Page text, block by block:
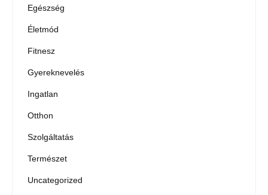
Egészség
Életmód
Fitnesz
Gyereknevelés
Ingatlan
Otthon
Szolgáltatás
Természet
Uncategorized